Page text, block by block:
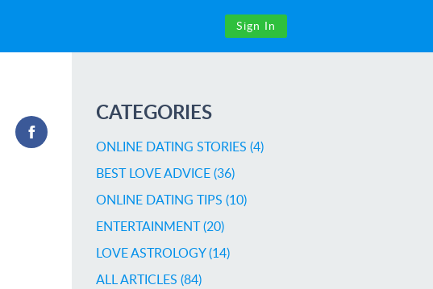
Sign In
CATEGORIES
ONLINE DATING STORIES (4)
BEST LOVE ADVICE (36)
ONLINE DATING TIPS (10)
ENTERTAINMENT (20)
LOVE ASTROLOGY (14)
ALL ARTICLES (84)